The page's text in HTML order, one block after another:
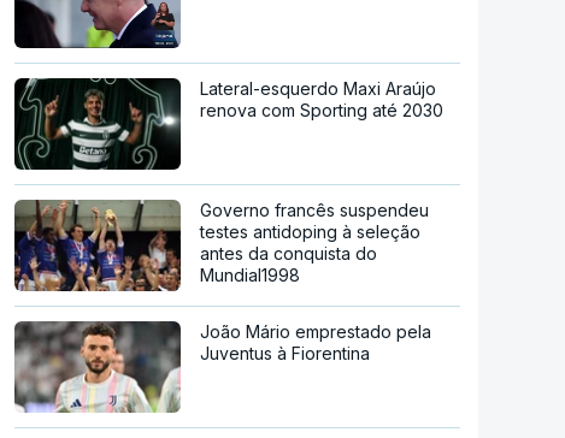
Lateral-esquerdo Maxi Araújo
renova com Sporting até 2030
Governo francês suspendeu
testes antidoping à seleção
antes da conquista do
Mundial1998
João Mário emprestado pela
Juventus à Fiorentina